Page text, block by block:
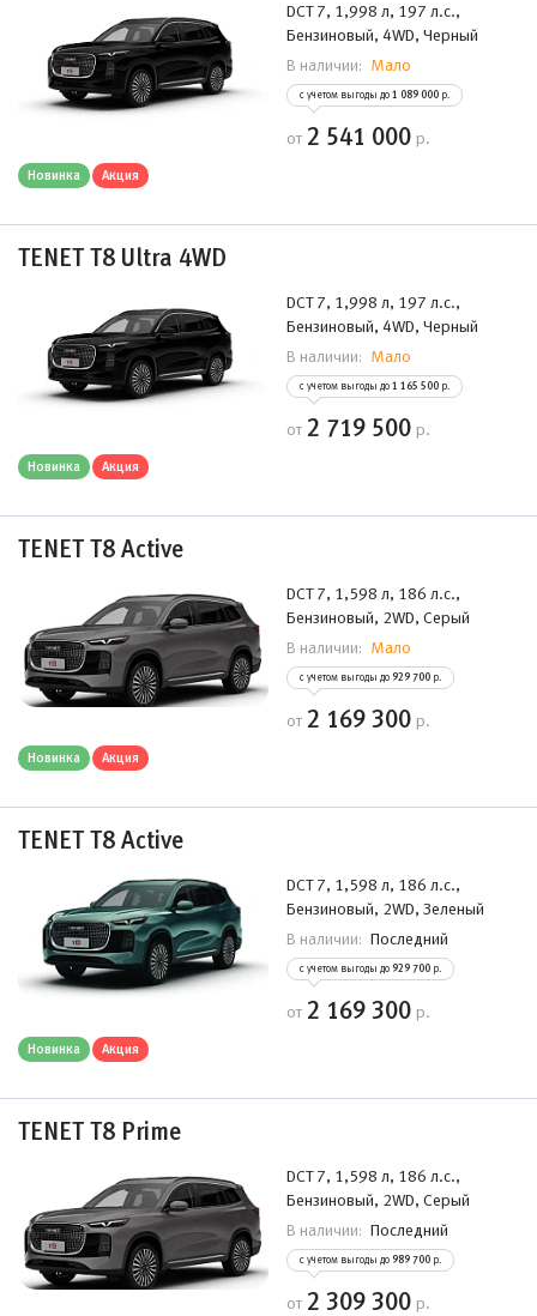
DCT 7, 1,998 л, 197 л.с.,
Бензиновый, 4WD, Черный
В наличии: Мало
с учетом выгоды до 1 089 000 р.
от 2 541 000 р.
Новинка Акция
TENET T8 Ultra 4WD
DCT 7, 1,998 л, 197 л.с.,
Бензиновый, 4WD, Черный
В наличии: Мало
с учетом выгоды до 1 165 500 р.
от 2 719 500 р.
Новинка Акция
TENET T8 Active
DCT 7, 1,598 л, 186 л.с.,
Бензиновый, 2WD, Серый
В наличии: Мало
с учетом выгоды до 929 700 р.
от 2 169 300 р.
Новинка Акция
TENET T8 Active
DCT 7, 1,598 л, 186 л.с.,
Бензиновый, 2WD, Зеленый
В наличии: Последний
с учетом выгоды до 929 700 р.
от 2 169 300 р.
Новинка Акция
TENET T8 Prime
DCT 7, 1,598 л, 186 л.с.,
Бензиновый, 2WD, Серый
В наличии: Последний
с учетом выгоды до 989 700 р.
от 2 309 300 р.